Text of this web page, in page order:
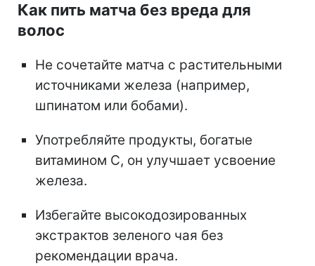
Как пить матча без вреда для
волос
Не сочетайте матча с растительными
источниками железа (например,
шпинатом или бобами).
Употребляйте продукты, богатые
витамином C, он улучшает усвоение
железа.
Избегайте высокодозированных
экстрактов зеленого чая без
рекомендации врача.